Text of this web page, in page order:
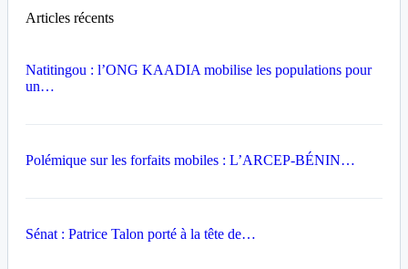
Articles récents
Natitingou : l’ONG KAADIA mobilise les populations pour
un…
Polémique sur les forfaits mobiles : L’ARCEP-BÉNIN…
Sénat : Patrice Talon porté à la tête de…